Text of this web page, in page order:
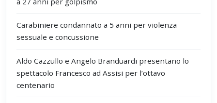
Carabiniere condannato a 5 anni per violenza
sessuale e concussione
Aldo Cazzullo e Angelo Branduardi presentano lo
spettacolo Francesco ad Assisi per l’ottavo
centenario